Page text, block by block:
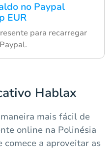
no Paypal
EUR
para recarregar
Hablax
mais fácil de
online na Polinésia
comece a aproveitar as